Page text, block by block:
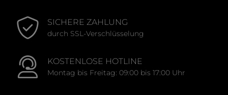
SICHERE ZAHLUNG
durch SSL-Verschlüsselung
KOSTENLOSE HOTLINE
Montag bis Freitag: 09:00 bis 17:00 Uhr